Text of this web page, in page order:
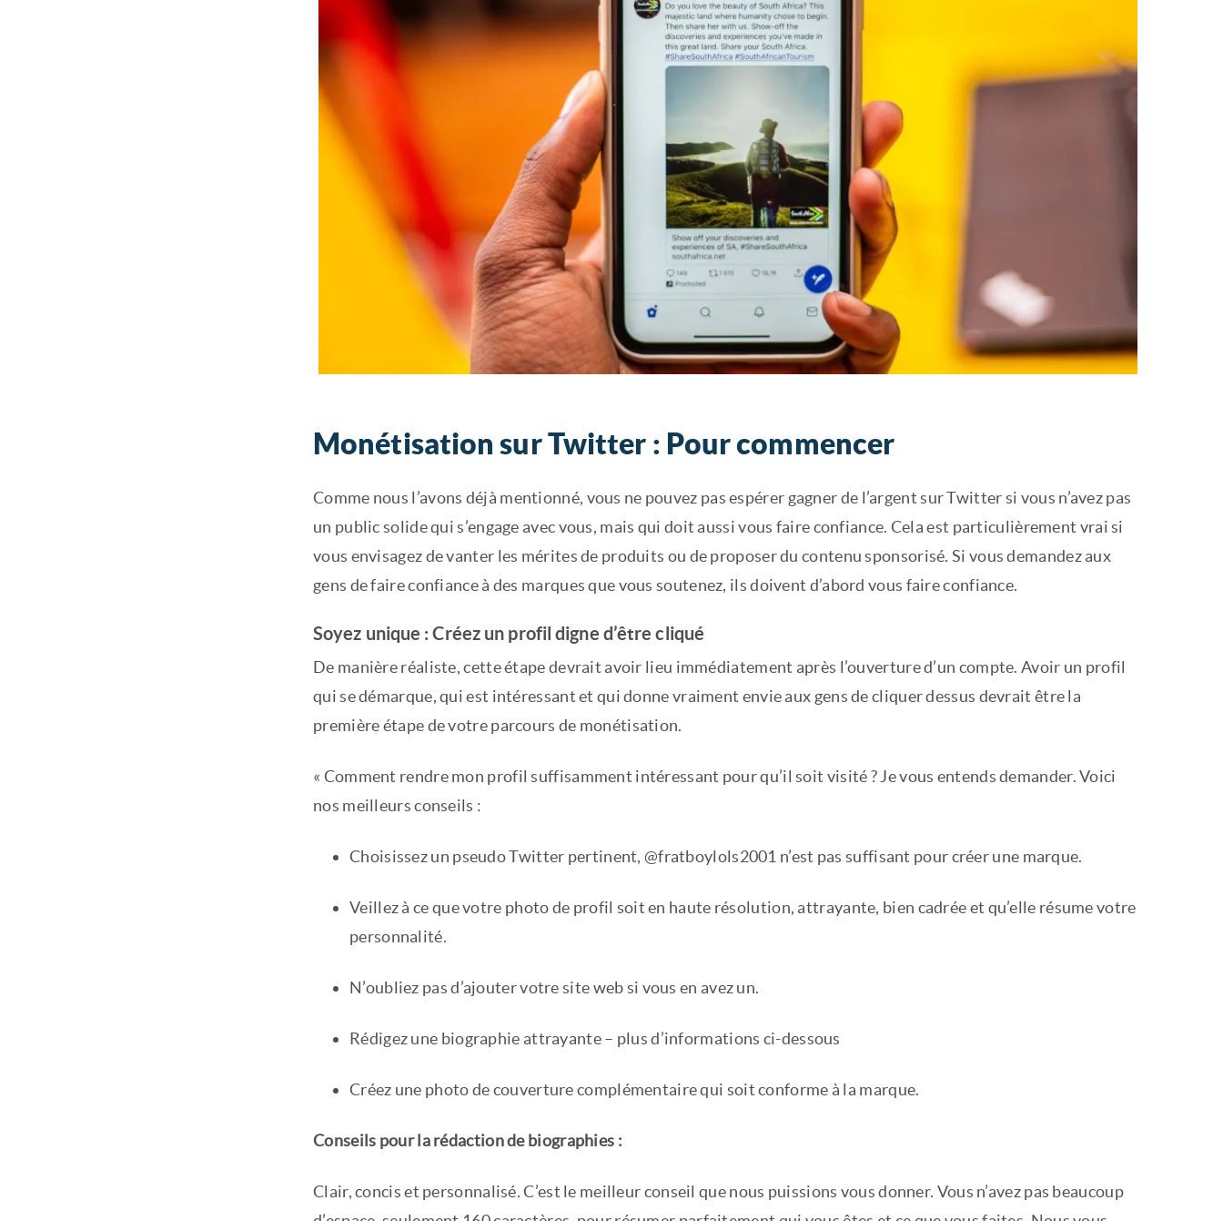
Monétisation sur Twitter : Pour commencer
Comme nous l’avons déjà mentionné, vous ne pouvez pas espérer gagner de l’argent sur Twitter si vous n’avez pas
un public solide qui s’engage avec vous, mais qui doit aussi vous faire confiance. Cela est particulièrement vrai si
vous envisagez de vanter les mérites de produits ou de proposer du contenu sponsorisé. Si vous demandez aux
gens de faire confiance à des marques que vous soutenez, ils doivent d’abord vous faire confiance.
Soyez unique : Créez un profil digne d’être cliqué
De manière réaliste, cette étape devrait avoir lieu immédiatement après l’ouverture d’un compte. Avoir un profil
qui se démarque, qui est intéressant et qui donne vraiment envie aux gens de cliquer dessus devrait être la
première étape de votre parcours de monétisation.
« Comment rendre mon profil suffisamment intéressant pour qu’il soit visité ? Je vous entends demander. Voici
nos meilleurs conseils :
Choisissez un pseudo Twitter pertinent, @fratboylols2001 n’est pas suffisant pour créer une marque.
Veillez à ce que votre photo de profil soit en haute résolution, attrayante, bien cadrée et qu’elle résume votre
personnalité.
N’oubliez pas d’ajouter votre site web si vous en avez un.
Rédigez une biographie attrayante – plus d’informations ci-dessous
Créez une photo de couverture complémentaire qui soit conforme à la marque.
Conseils pour la rédaction de biographies :
Clair, concis et personnalisé. C’est le meilleur conseil que nous puissions vous donner. Vous n’avez pas beaucoup